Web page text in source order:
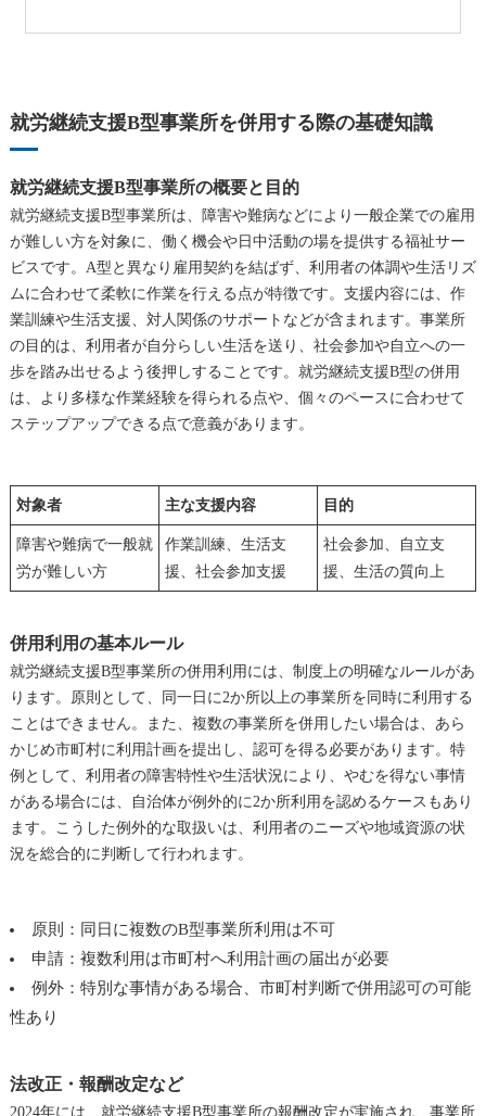
就労継続支援B型事業所を併用する際の基礎知識
就労継続支援B型事業所の概要と目的
就労継続支援B型事業所は、障害や難病などにより一般企業での雇用
が難しい方を対象に、働く機会や日中活動の場を提供する福祉サー
ビスです。A型と異なり雇用契約を結ばず、利用者の体調や生活リズ
ムに合わせて柔軟に作業を行える点が特徴です。支援内容には、作
業訓練や生活支援、対人関係のサポートなどが含まれます。事業所
の目的は、利用者が自分らしい生活を送り、社会参加や自立への一
歩を踏み出せるよう後押しすることです。就労継続支援B型の併用
は、より多様な作業経験を得られる点や、個々のペースに合わせて
ステップアップできる点で意義があります。
対象者 主な支援内容 目的
障害や難病で一般就
労が難しい方
作業訓練、生活支
援、社会参加支援
社会参加、自立支
援、生活の質向上
併用利用の基本ルール
就労継続支援B型事業所の併用利用には、制度上の明確なルールがあ
ります。原則として、同一日に2か所以上の事業所を同時に利用する
ことはできません。また、複数の事業所を併用したい場合は、あら
かじめ市町村に利用計画を提出し、認可を得る必要があります。特
例として、利用者の障害特性や生活状況により、やむを得ない事情
がある場合には、自治体が例外的に2か所利用を認めるケースもあり
ます。こうした例外的な取扱いは、利用者のニーズや地域資源の状
況を総合的に判断して行われます。
原則：同日に複数のB型事業所利用は不可
申請：複数利用は市町村へ利用計画の届出が必要
例外：特別な事情がある場合、市町村判断で併用認可の可能
性あり
法改正・報酬改定など
2024年には、就労継続支援B型事業所の報酬改定が実施され、事業所